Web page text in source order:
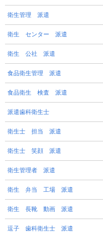
衛生管理 派遣
衛生 センター 派遣
衛生 公社 派遣
食品衛生管理 派遣
食品衛生 検査 派遣
派遣歯科衛生士
衛生士 担当 派遣
衛生士 笑顔 派遣
衛生管理者 派遣
衛生 弁当 工場 派遣
衛生 長靴 動画 派遣
逗子 歯科衛生士 派遣